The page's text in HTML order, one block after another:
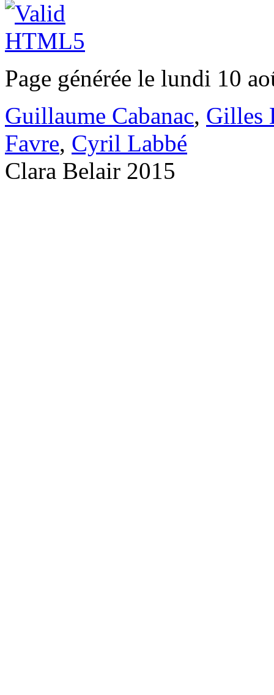
Page générée le lundi 10
Guillaume Cabanac, Gilles
Favre, Cyril Labbé
Clara Belair 2015